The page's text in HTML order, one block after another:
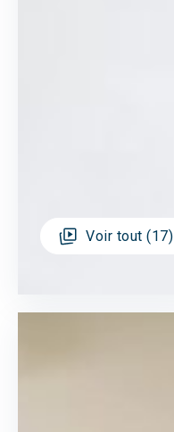
Voir tout (17)